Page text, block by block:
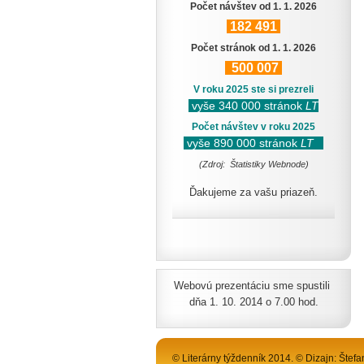
Počet návštev od 1. 1. 2026
182 491
Počet stránok od 1. 1. 2026
500 007
V roku 2025 ste si prezreli
vyše 340 000 stránok LT
Počet návštev v roku 2025
vyše 890 000 stránok LT
(Zdroj: Štatistiky Webnode)
Ďakujeme za vašu priazeň.
Webovú prezentáciu sme spustili
dňa 1. 10. 2014 o 7.00 hod.
© Literárny týždenník 2014. © Dizajn: